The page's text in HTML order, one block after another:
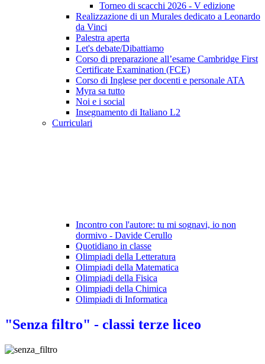
Torneo di scacchi 2026 - V edizione
Realizzazione di un Murales dedicato a Leonardo
da Vinci
Palestra aperta
Let's debate/Dibattiamo
Corso di preparazione all’esame Cambridge First
Certificate Examination (FCE)
Corso di Inglese per docenti e personale ATA
Myra sa tutto
Noi e i social
Insegnamento di Italiano L2
Curriculari
Incontro con l'autore: tu mi sognavi, io non
dormivo - Davide Cerullo
Quotidiano in classe
Olimpiadi della Letteratura
Olimpiadi della Matematica
Olimpiadi della Fisica
Olimpiadi della Chimica
Olimpiadi di Informatica
"Senza filtro" - classi terze liceo